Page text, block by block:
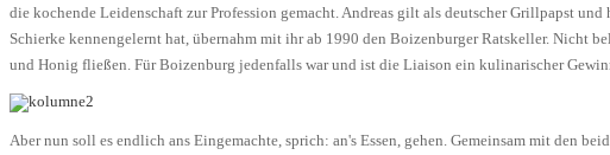
die kochende Leidenschaft zur Profession gemacht. Andreas gilt als deutscher Grillpapst
Schierke kennengelernt hat, übernahm mit ihr ab 1990 den Boizenburger Ratskeller. Nicht
und Honig fließen. Für Boizenburg jedenfalls war und ist die Liaison ein kulinarischer
Aber nun soll es endlich ans Eingemachte, sprich: an's Essen, gehen. Gemeinsam mit den